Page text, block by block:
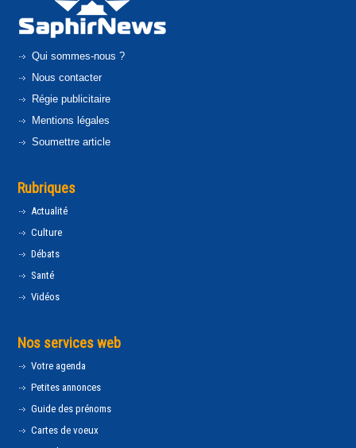
Qui sommes-nous ?
Nous contacter
Régie publicitaire
Mentions légales
Soumettre article
Rubriques
Actualité
Culture
Débats
Santé
Vidéos
Nos services web
Votre agenda
Petites annonces
Guide des prénoms
Cartes de voeux